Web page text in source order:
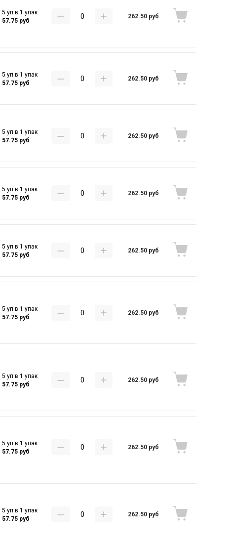
5 уп в 1 упак
57.75 руб
262.50 руб
5 уп в 1 упак
57.75 руб
262.50 руб
5 уп в 1 упак
57.75 руб
262.50 руб
5 уп в 1 упак
57.75 руб
262.50 руб
5 уп в 1 упак
57.75 руб
262.50 руб
5 уп в 1 упак
57.75 руб
262.50 руб
5 уп в 1 упак
57.75 руб
262.50 руб
5 уп в 1 упак
57.75 руб
262.50 руб
5 уп в 1 упак
57.75 руб
262.50 руб